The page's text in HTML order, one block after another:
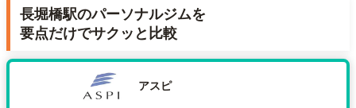
長堀橋駅のパーソナルジムを
要点だけでサクッと比較
アスピ